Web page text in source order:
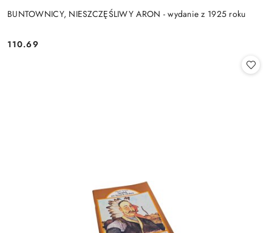
BUNTOWNICY, NIESZCZĘŚLIWY ARON - wydanie z 1925 roku
Cena:
110.69